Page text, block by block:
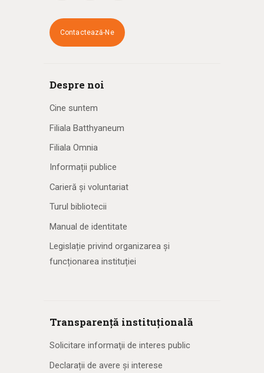
Contactează-Ne
Despre noi
Cine suntem
Filiala Batthyaneum
Filiala Omnia
Informații publice
Carieră și voluntariat
Turul bibliotecii
Manual de identitate
Legislație privind organizarea și
funcționarea instituției
Transparență instituțională
Solicitare informaţii de interes public
Declarații de avere și interese